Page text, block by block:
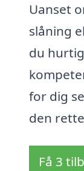
Uanset
slåning
du
for dig
den
Få 3